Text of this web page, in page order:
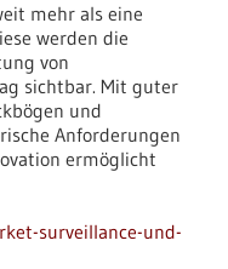
mehr als eine
werden die
von
sichtbar. Mit guter
und
Anforderungen
ermöglicht
surveillance-und-